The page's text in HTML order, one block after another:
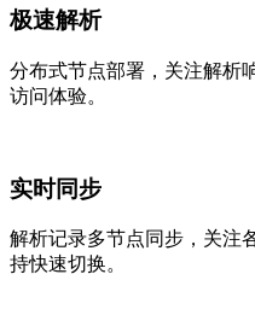
极速解析
分布式节点部署，关注解析
访问体验。
实时同步
解析记录多节点同步，关注
持快速切换。